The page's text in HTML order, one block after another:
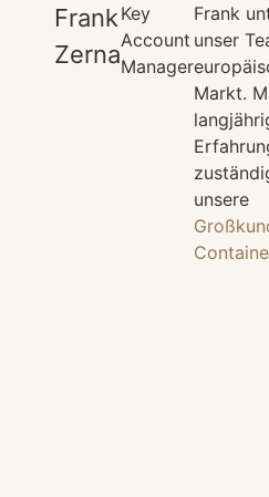
Frank
Zerna
Key
Account
Manager
Frank
unser
Markt.
unsere